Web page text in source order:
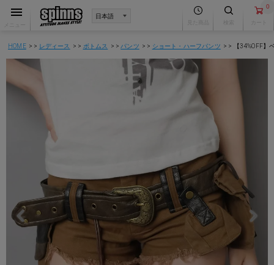
0
HOME レディース ボトムス パンツ ショート・ハーフパンツ 【34%OFF